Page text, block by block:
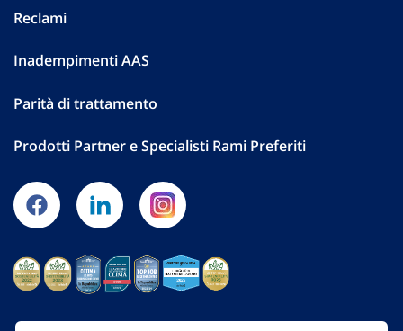
Reclami
Inadempimenti AAS
Parità di trattamento
Prodotti Partner e Specialisti Rami Preferiti